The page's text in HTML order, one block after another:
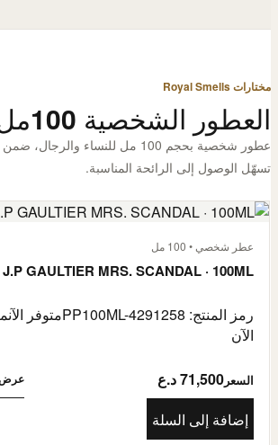
مختارات Royal Smells
العطور الشخصية 100مل
عطور شخصية بحجم 100 مل للنساء
تسهّل الوصول إلى الرائحة المناسبة.
عطر شخصي • 100 مل
J.P GAULTIER MRS. SCANDAL · 100ML
رمز المنتج: PP100ML-4291258 متوفر الآن
الآن
السعر 71,500 د.ع عرض
إضافة إلى السلة